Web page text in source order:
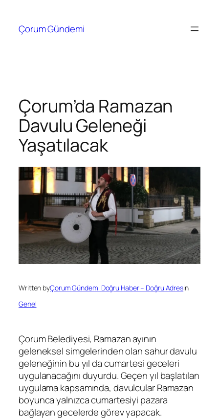
Çorum Gündemi
Çorum’da Ramazan
Davulu Geleneği
Yaşatılacak
Written byÇorum Gündemi Doğru Haber – Doğru Adresin
Genel
Çorum Belediyesi, Ramazan ayının
geleneksel simgelerinden olan sahur davulu
geleneğinin bu yıl da cumartesi geceleri
uygulanacağını duyurdu. Geçen yıl başlatılan
uygulama kapsamında, davulcular Ramazan
boyunca yalnızca cumartesiyi pazara
bağlayan gecelerde görev yapacak.